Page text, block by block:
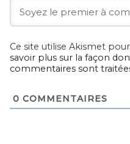
Ce site utilise Akismet
savoir plus sur la façon
commentaires sont
0 COMMENTAIRES